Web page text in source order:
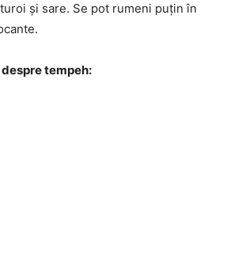
și sare. Se pot rumeni puțin în
tempeh: